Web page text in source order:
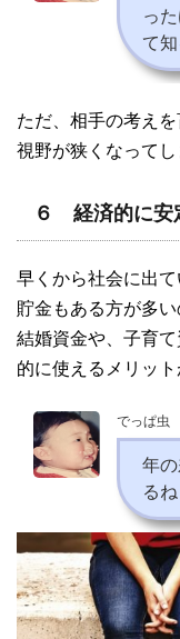
っ
て
ただ、相手の考え
視野が狭くなってし
６ 経済的に安
早くから社会に出て
貯金もある方が多い
結婚資金や、子育
的に使えるメリット
でっぱ虫
年
るね